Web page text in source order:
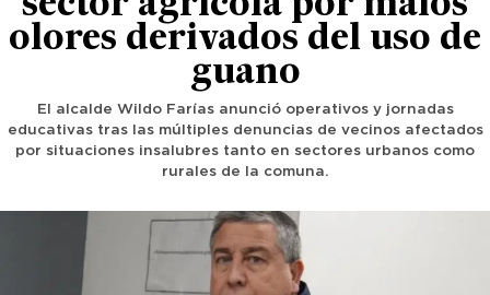
olores derivados del uso de
guano
El alcalde Wildo Farías anunció operativos y jornadas
educativas tras las múltiples denuncias de vecinos afectados
por situaciones insalubres tanto en sectores urbanos como
rurales de la comuna.